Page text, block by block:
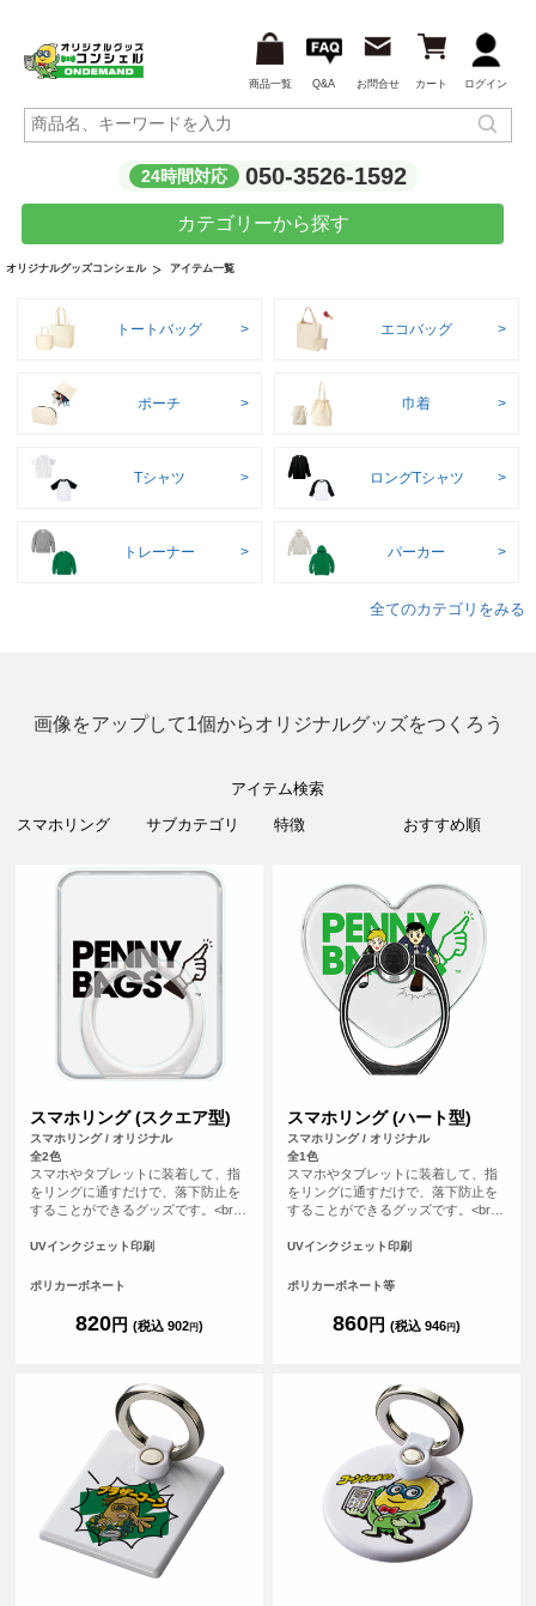
商品一覧 Q&A お問合せ カート ログイン
24時間対応 050-3526-1592
カテゴリーから探す
オリジナルグッズコンシェル アイテム一覧
トートバッグ エコバッグ
ポーチ 巾着
Tシャツ ロングTシャツ
トレーナー パーカー
全てのカテゴリをみる
画像をアップして1個からオリジナルグッズをつくろう
アイテム検索
スマホリング (スクエア型)
スマホリング / オリジナル
全2色
スマホやタブレットに装着して、指
をリングに通すだけで、落下防止を
することができるグッズです。<br>
ません。 <br> ※プリントについて：
端に近い程デザインが切れてしまう
(文字等)は内側に収めていただくこ
とをおすすめしております。
UVインクジェット印刷
ポリカーボネート
820円 (税込 902円)
スマホリング (ハート型)
スマホリング / オリジナル
全1色
スマホやタブレットに装着して、指
をリングに通すだけで、落下防止を
することができるグッズです。<br>
ません。 <br> ※プリントについて：
端に近い程デザインが切れてしまう
(文字等)は内側に収めていただくこ
とをおすすめしております。
UVインクジェット印刷
ポリカーボネート等
860円 (税込 946円)